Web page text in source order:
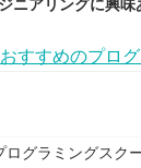
ニアリングに興
すすめのプロ
ログラミングスク